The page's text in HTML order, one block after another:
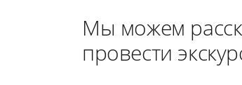
Мы можем
провести